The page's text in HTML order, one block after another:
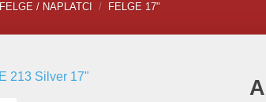
FELGE / NAPLATCI / FELGE 17"